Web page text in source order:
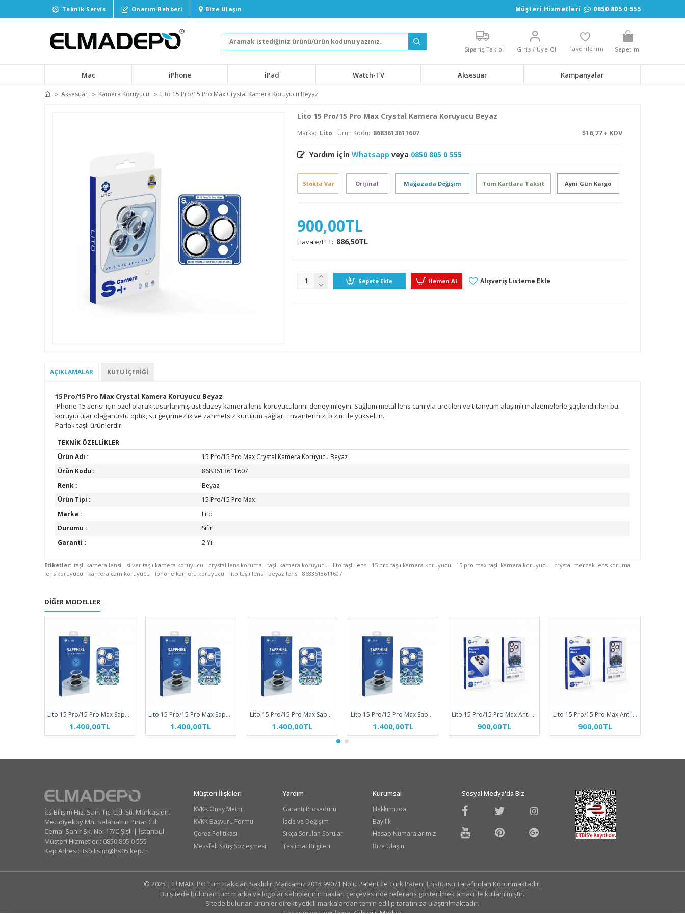
Teknik Servis Onarım Rehberi Bize Ulaşın Müşteri Hizmetleri 0850 805 0 555
Sipariş Takibi Giriş / Üye Ol Favorilerim Sepetim
Mac iPhone iPad Watch-TV Aksesuar Kampanyalar
Aksesuar Kamera Koruyucu Lito 15 Pro/15 Pro Max Crystal Kamera Koruyucu Beyaz
Lito 15 Pro/15 Pro Max Crystal Kamera Koruyucu Beyaz
900,00TL
Havale/EFT: 886,50TL
Marka: Lito Ürün Kodu: 8683613611607 $16,77 + KDV
Yardım içinWhatsapp veya 0850 805 0 555
Stokta Var Orijinal Mağazada Değişim Tüm Kartlara Taksit Aynı Gün Kargo
Sepete Ekle Hemen Al Alışveriş Listeme Ekle
AÇIKLAMALAR KUTU İÇERIĞI
15 Pro/15 Pro Max Crystal Kamera Koruyucu Beyaz
iPhone 15 serisi için özel olarak tasarlanmış üst düzey kamera lens koruyucularını deneyimleyin. Sağlam metal lens camıyla üretilen ve titanyum alaşımlı malzemelerle güçlendirilen bu
koruyucular olağanüstü optik, su geçirmezlik ve zahmetsiz kurulum sağlar. Envanterinizi bizim ile yükseltin.
Parlak taşlı ürünlerdir.
TEKNIK ÖZELLIKLER
Ürün Adı :
15 Pro/15 Pro Max Crystal Kamera Koruyucu Beyaz
Ürün Kodu :
8683613611607
Renk :
Beyaz
Ürün Tipi :
15 Pro/15 Pro Max
Marka :
Lito
Durumu :
Sıfır
Garanti :
2 Yıl
Etiketler: taşlı kamera lensi silver taşlı kamera koruyucu crystal lens koruma taşlı kamera koruyucu lito taşlı lens 15 pro taşlı kamera koruyucu 15 pro max taşlı kamera koruyucu
crystal mercek lens koruma
lens koruyucu
kamera cam koruyucu iphone kamera koruyucu lito taşlı lens beyaz lens 8683613611607
DIĞER MODELLER
Lito 15 Pro/15 Pro Max Sapphire S+ Kamera Koruyucu Siyah Titanyum
1.400,00TL
Lito 15 Pro/15 Pro Max Sapphire S+ Kamera Koruyucu Beyaz Titanyum
1.400,00TL
Lito 15 Pro/15 Pro Max Sapphire S+ Kamera Koruyucu Mavi Titanyum
1.400,00TL
Lito 15 Pro/15 Pro Max Sapphire S+ Kamera Koruyucu Natürel Titanyum
1.400,00TL
Lito 15 Pro/15 Pro Max Anti Reflective Kamera Koruyucu Turuncu
900,00TL
Lito 15 Pro/15 Pro Max Anti Reflective Kamera Koruyucu Siyah Titanyum
900,00TL
İts Bilişim Hiz. San. Tic. Ltd. Şti. Markasıdır.
Mecidiyeköy Mh. Selahattin Pınar Cd.
Cemal Sahir Sk. No: 17/C Şişli | İstanbul
Müşteri Hizmetleri: 0850 805 0 555
Kep Adresi: itsbilisim@hs05.kep.tr
Müşteri İlişkileri
KVKK Onay Metni
KVKK Başvuru Formu
Çerez Politikası
Mesafeli Satış Sözleşmesi
Yardım
Garanti Prosedürü
İade ve Değişim
Sıkça Sorulan Sorular
Teslimat Bilgileri
Kurumsal
Hakkımızda
Bayilik
Hesap Numaralarımız
Bize Ulaşın
Sosyal Medya'da Biz
© 2025 | ELMADEPO Tüm Hakkları Saklıdır. Markamız 2015 99071 Nolu Patent İle Türk Patent Enstitüsü Tarafından Korunmaktadır.
Bu sitede bulunan tüm marka ve logolar sahiplerinin hakları çerçevesinde referans gösterilmek amacı ile kullanılmıştır.
Sitede bulunan ürünler direkt yetkili markalardan temin edilip tarafınıza ulaştırılmaktadır.